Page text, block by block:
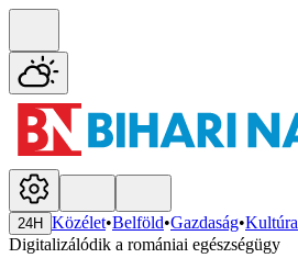
24H Közélet•Belföld•Gazdaság•Kultúra
Digitalizálódik a romániai egészségügy